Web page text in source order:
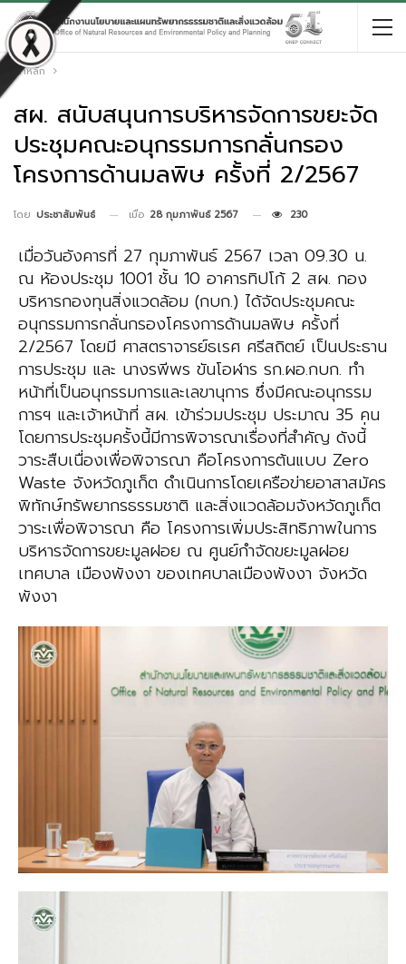
หน้าหลัก
สผ. สนับสนุนการบริหารจัดการขยะจัด
ประชุมคณะอนุกรรมการกลั่นกรอง
โครงการด้านมลพิษ ครั้งที่ 2/2567
โดย ประชาสัมพันธ์ เมื่อ 28 กุมภาพันธ์ 2567 230
เมื่อวันอังคารที่ 27 กุมภาพันธ์ 2567 เวลา 09.30 น.
ณ ห้องประชุม 1001 ชั้น 10 อาคารทิปโก้ 2 สผ. กอง
บริหารกองทุนสิ่งแวดล้อม (กบก.) ได้จัดประชุมคณะ
อนุกรรมการกลั่นกรองโครงการด้านมลพิษ ครั้งที่
2/2567 โดยมี ศาสตราจารย์ธเรศ ศรีสถิตย์ เป็นประธาน
การประชุม และ นางรพีพร ขันโอฬาร รก.ผอ.กบก. ทำ
หน้าที่เป็นอนุกรรมการและเลขานุการ ซึ่งมีคณะอนุกรรม
การฯ และเจ้าหน้าที่ สผ. เข้าร่วมประชุม ประมาณ 35 คน
โดยการประชุมครั้งนี้มีการพิจารณาเรื่องที่สำคัญ ดังนี้่
วาระสืบเนื่องเพื่อพิจารณา คือโครงการต้นแบบ Zero
Waste จังหวัดภูเก็ต ดำเนินการโดยเครือข่ายอาสาสมัคร
พิทักษ์ทรัพยากรธรรมชาติ และสิ่งแวดล้อมจังหวัดภูเก็ต
วาระเพื่อพิจารณา คือ โครงการเพิ่มประสิทธิภาพในการ
บริหารจัดการขยะมูลฝอย ณ ศูนย์กำจัดขยะมูลฝอย
เทศบาล เมืองพังงา ของเทศบาลเมืองพังงา จังหวัด
พังงา